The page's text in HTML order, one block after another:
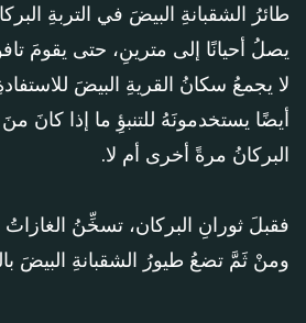
طائرُ الشقبانةِ البيضَ في التربةِ
يصلُ أحيانًا إلى مترينِ، حتى يقومَ
لا يجمعُ سكانُ القريةِ البيضَ
أيضًا يستخدمونَهُ للتنبؤِ ما إذا كانَ
البركانُ مرةً أخرى أم لا.
فقبلَ ثورانِ البركان، تسخِّنُ
ومنْ ثَمَّ تضعُ طيورُ الشقبانةِ البيضَ